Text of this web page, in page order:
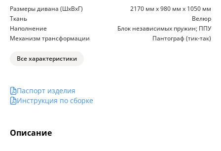
Описание
Размеры дивана (ШхВхГ)
2170 мм х 980 мм х 1050 мм
Ткань
Велюр
Наполнение
Блок независимых пружин; ППУ
Механизм трансформации
Пантограф (тик-так)
Все характеристики
Паспорт изделия
Инструкция по сборке